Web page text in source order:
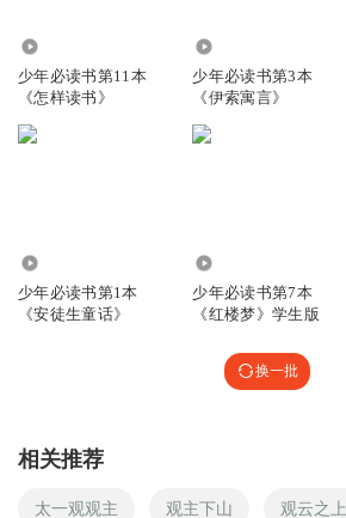
少年必读书第11本
《怎样读书》
少年必读书第3本
《伊索寓言》
少年必读书第1本
《安徒生童话》
少年必读书第7本
《红楼梦》学生版
换一批
相关推荐
太一观观主 观主下山 观云之上